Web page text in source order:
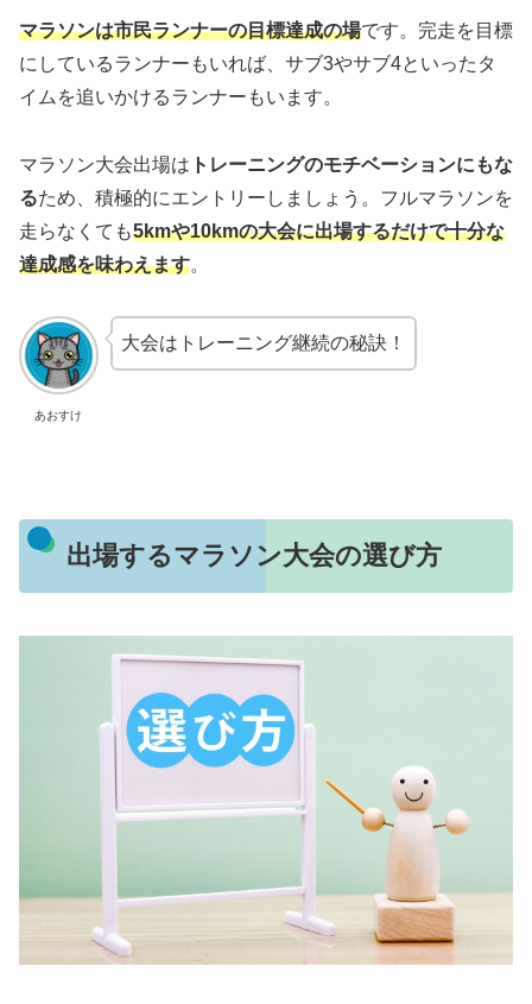
マラソンは市民ランナーの目標達成の場です。完走を目標
にしているランナーもいれば、サブ3やサブ4といったタ
イムを追いかけるランナーもいます。
マラソン大会出場は トレーニングのモチベーションにもな
るため、積極的にエントリーしましょう。フルマラソンを
走らなくても5kmや10kmの大会に出場するだけで十分な
達成感を味わえます。
あおすけ
大会はトレーニング継続の秘訣！
出場するマラソン大会の選び方